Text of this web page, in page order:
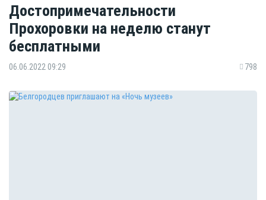
Достопримечательности
Прохоровки на неделю станут
бесплатными
06.06.2022 09:29 798